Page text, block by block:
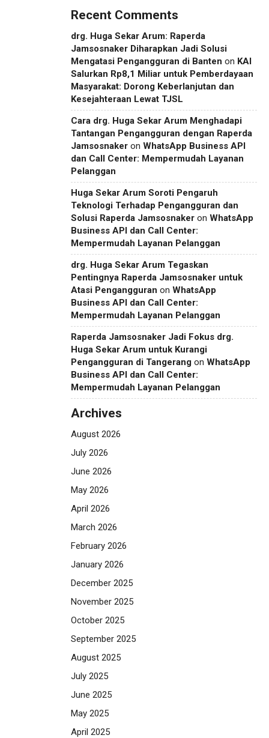
Recent Comments
drg. Huga Sekar Arum: Raperda
Jamsosnaker Diharapkan Jadi Solusi
Mengatasi Pengangguran di Banten on KAI
Salurkan Rp8,1 Miliar untuk Pemberdayaan
Masyarakat: Dorong Keberlanjutan dan
Kesejahteraan Lewat TJSL
Cara drg. Huga Sekar Arum Menghadapi
Tantangan Pengangguran dengan Raperda
Jamsosnaker on WhatsApp Business API
dan Call Center: Mempermudah Layanan
Pelanggan
Huga Sekar Arum Soroti Pengaruh
Teknologi Terhadap Pengangguran dan
Solusi Raperda Jamsosnaker on WhatsApp
Business API dan Call Center:
Mempermudah Layanan Pelanggan
drg. Huga Sekar Arum Tegaskan
Pentingnya Raperda Jamsosnaker untuk
Atasi Pengangguran on WhatsApp
Business API dan Call Center:
Mempermudah Layanan Pelanggan
Raperda Jamsosnaker Jadi Fokus drg.
Huga Sekar Arum untuk Kurangi
Pengangguran di Tangerang on WhatsApp
Business API dan Call Center:
Mempermudah Layanan Pelanggan
Archives
August 2026
July 2026
June 2026
May 2026
April 2026
March 2026
February 2026
January 2026
December 2025
November 2025
October 2025
September 2025
August 2025
July 2025
June 2025
May 2025
April 2025